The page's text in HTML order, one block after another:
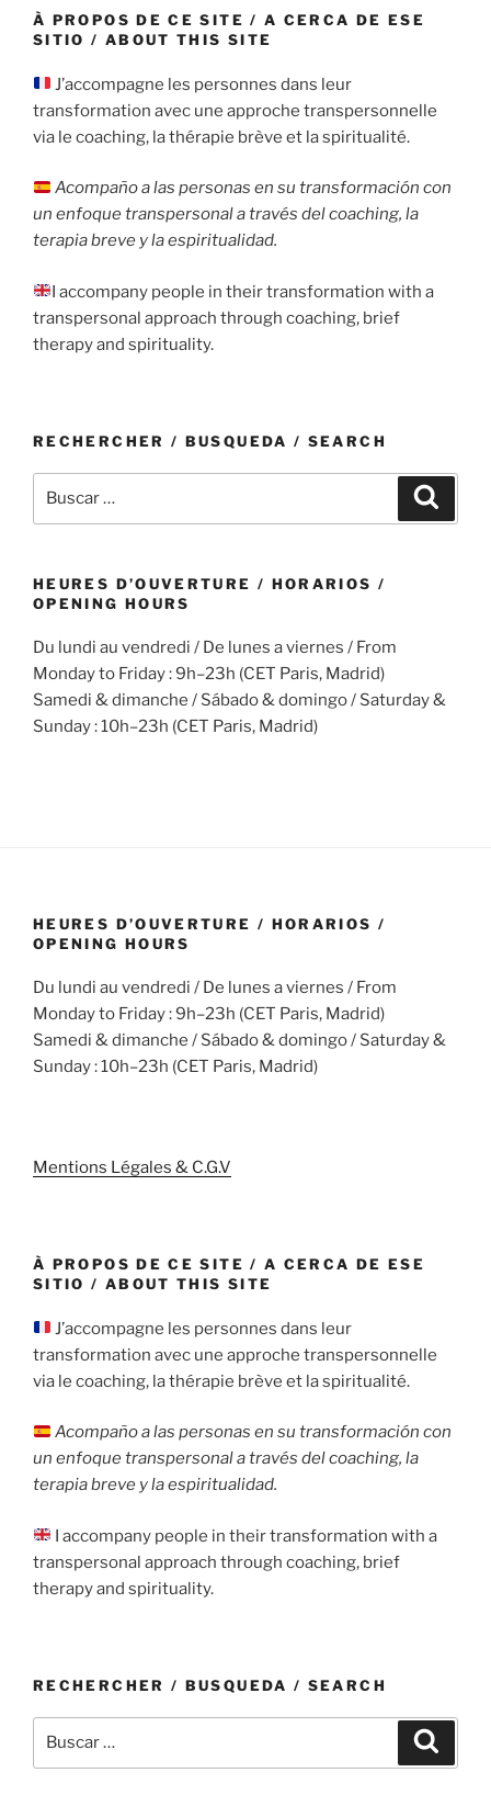
À PROPOS DE CE SITE / A CERCA DE ESE
SITIO / ABOUT THIS SITE
J’accompagne les personnes dans leur
transformation avec une approche transpersonnelle
via le coaching, la thérapie brève et la spiritualité.
Acompaño a las personas en su transformación con
un enfoque transpersonal a través del coaching, la
terapia breve y la espiritualidad.
I accompany people in their transformation with a
transpersonal approach through coaching, brief
therapy and spirituality.
RECHERCHER / BUSQUEDA / SEARCH
por:
HEURES D’OUVERTURE / HORARIOS /
OPENING HOURS
Du lundi au vendredi / De lunes a viernes / From
Monday to Friday : 9h–23h (CET Paris, Madrid)
Samedi & dimanche / Sábado & domingo / Saturday &
Sunday : 10h–23h (CET Paris, Madrid)
HEURES D’OUVERTURE / HORARIOS /
OPENING HOURS
Du lundi au vendredi / De lunes a viernes / From
Monday to Friday : 9h–23h (CET Paris, Madrid)
Samedi & dimanche / Sábado & domingo / Saturday &
Sunday : 10h–23h (CET Paris, Madrid)
Mentions Légales & C.G.V
À PROPOS DE CE SITE / A CERCA DE ESE
SITIO / ABOUT THIS SITE
J’accompagne les personnes dans leur
transformation avec une approche transpersonnelle
via le coaching, la thérapie brève et la spiritualité.
Acompaño a las personas en su transformación con
un enfoque transpersonal a través del coaching, la
terapia breve y la espiritualidad.
I accompany people in their transformation with a
transpersonal approach through coaching, brief
therapy and spirituality.
RECHERCHER / BUSQUEDA / SEARCH
por: